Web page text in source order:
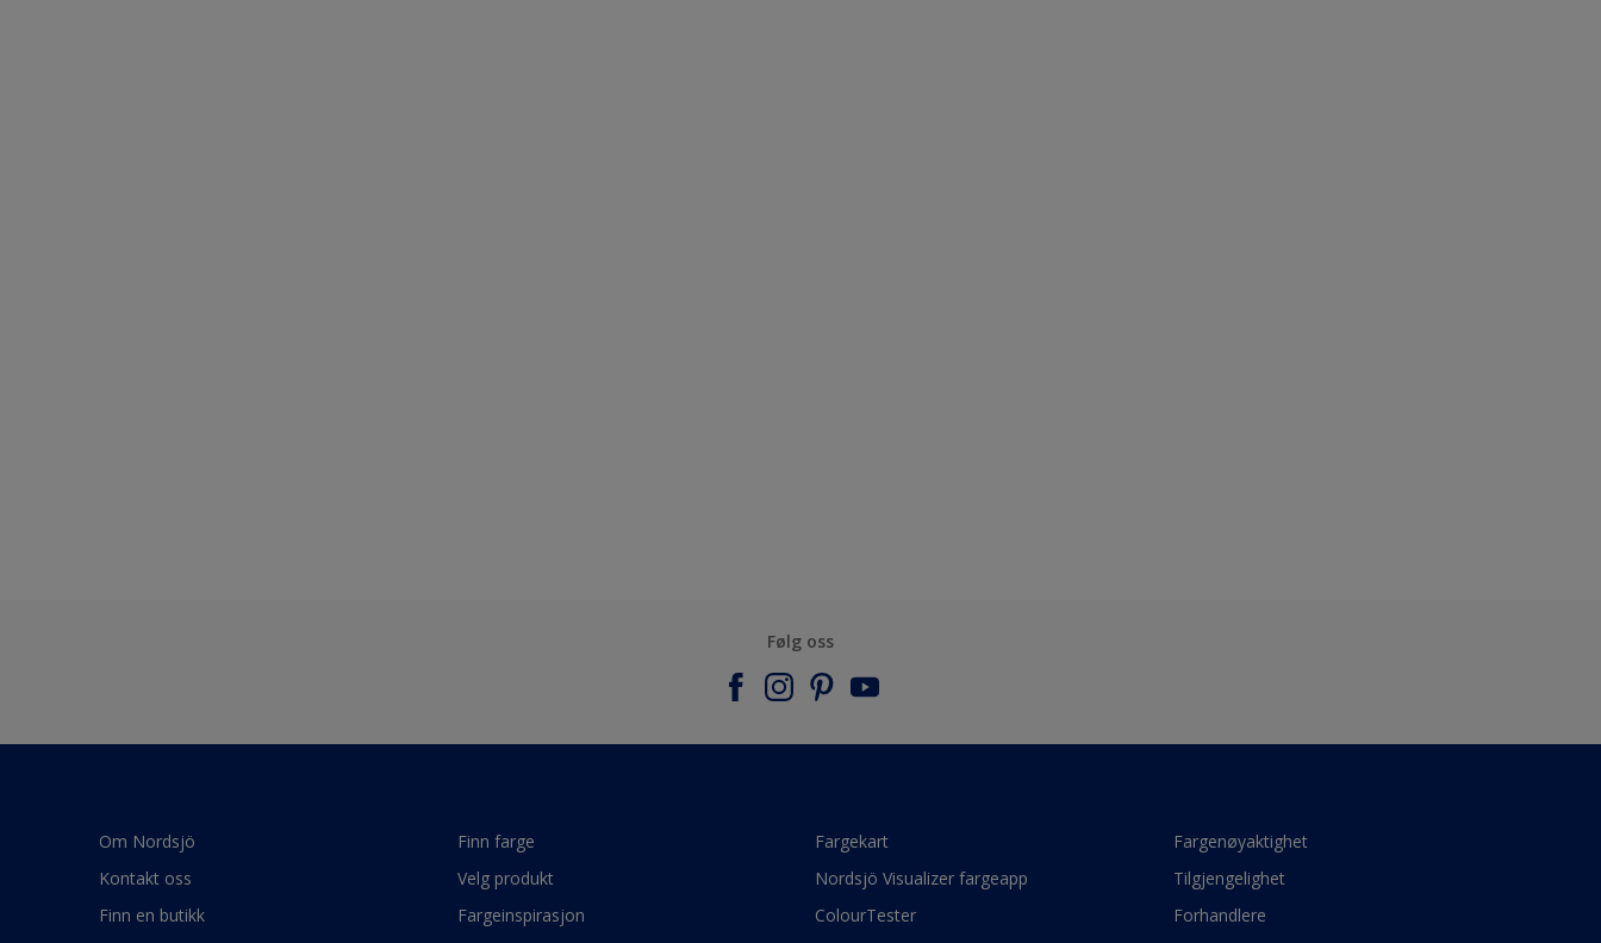
Følg oss
Om Nordsjö
Kontakt oss
Finn en butikk
Finn farge
Velg produkt
Fargeinspirasjon
Fargekart
Nordsjö Visualizer fargeapp
ColourTester
Fargenøyaktighet
Tilgjengelighet
Forhandlere